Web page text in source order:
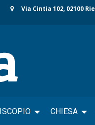
Via Cintia 102, 02100
CHIESA